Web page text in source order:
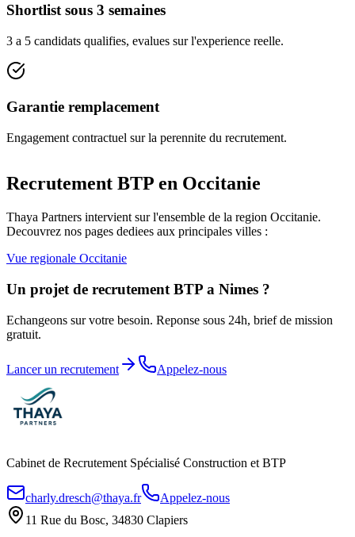
Shortlist sous 3 semaines
3 a 5 candidats qualifies, evalues sur l'experience reelle.
Garantie remplacement
Engagement contractuel sur la perennite du recrutement.
Recrutement BTP en Occitanie
Thaya Partners intervient sur l'ensemble de la region Occitanie.
Decouvrez nos pages dediees aux principales villes :
Vue regionale Occitanie
Un projet de recrutement BTP a Nimes ?
Echangeons sur votre besoin. Reponse sous 24h, brief de mission
gratuit.
Lancer un recrutement Appelez-nous
Cabinet de Recrutement Spécialisé Construction et BTP
charly.dresch@thaya.fr
Appelez-nous
11 Rue du Bosc, 34830 Clapiers